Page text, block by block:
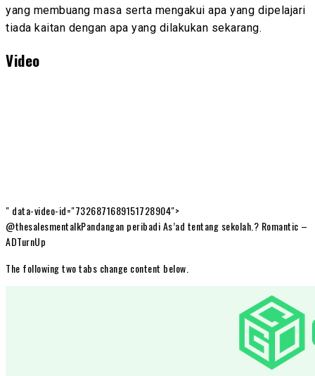
yang membuang masa serta mengakui apa yang dipelajari
tiada kaitan dengan apa yang dilakukan sekarang.
Video
" data-video-id="7326871689151728904">
@thesalesmentalkPandangan peribadi As’ad tentang sekolah.? Romantic –
ADTurnUp
The following two tabs change content below.